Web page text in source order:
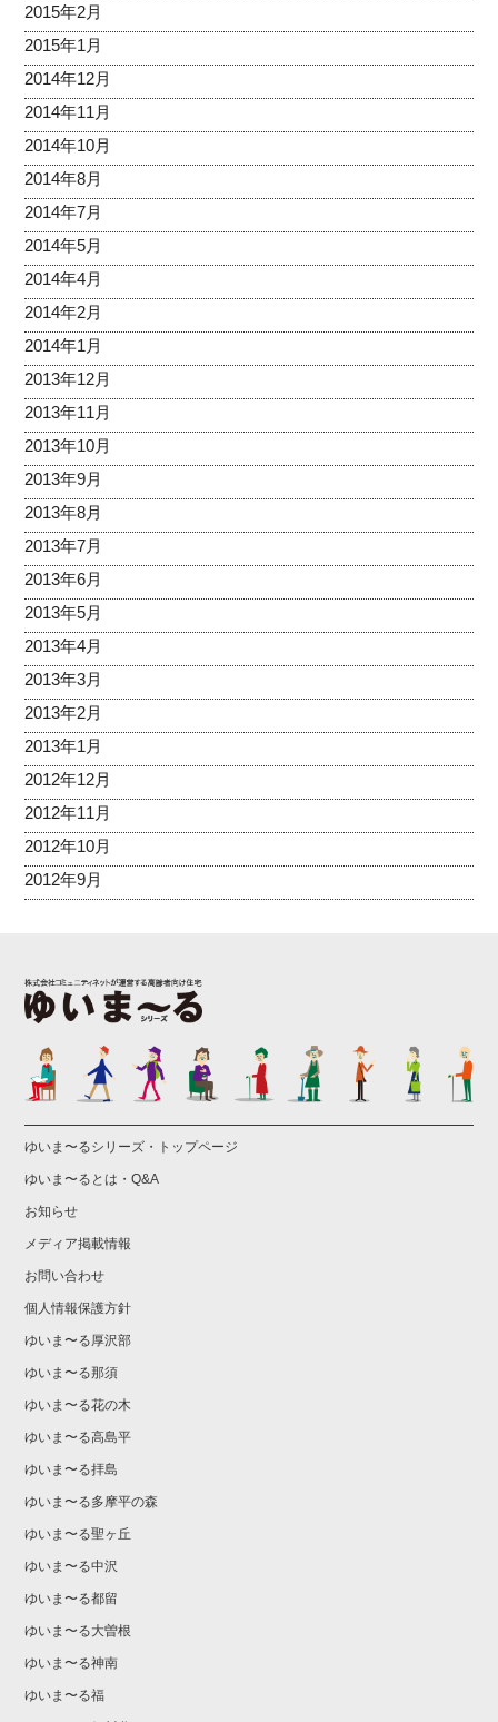
2015年2月
2015年1月
2014年12月
2014年11月
2014年10月
2014年8月
2014年7月
2014年5月
2014年4月
2014年2月
2014年1月
2013年12月
2013年11月
2013年10月
2013年9月
2013年8月
2013年7月
2013年6月
2013年5月
2013年4月
2013年3月
2013年2月
2013年1月
2012年12月
2012年11月
2012年10月
2012年9月
ゆいま〜るシリーズ・トップページ
ゆいま〜るとは・Q&A
お知らせ
メディア掲載情報
お問い合わせ
個人情報保護方針
ゆいま〜る厚沢部
ゆいま〜る那須
ゆいま〜る花の木
ゆいま〜る高島平
ゆいま〜る拝島
ゆいま〜る多摩平の森
ゆいま〜る聖ヶ丘
ゆいま〜る中沢
ゆいま〜る都留
ゆいま〜る大曽根
ゆいま〜る神南
ゆいま〜る福